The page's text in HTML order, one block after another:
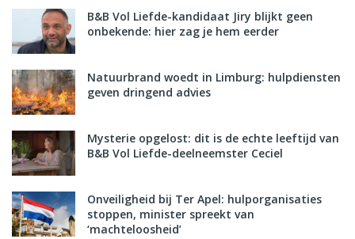
B&B Vol Liefde-kandidaat Jiry blijkt geen
onbekende: hier zag je hem eerder
Natuurbrand woedt in Limburg: hulpdiensten
geven dringend advies
Mysterie opgelost: dit is de echte leeftijd van
B&B Vol Liefde-deelneemster Ceciel
Onveiligheid bij Ter Apel: hulporganisaties
stoppen, minister spreekt van
‘machteloosheid’